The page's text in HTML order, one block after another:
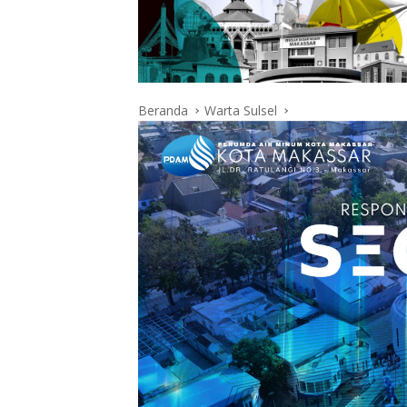
Beranda Warta Sulsel